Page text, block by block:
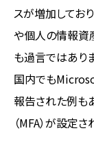
スが増加してお
や個人の情報資
も過言ではあり
国内でも
報告された例も
（MFA）が設定